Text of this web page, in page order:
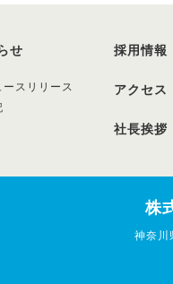
せ
ースリリース
採用情報
アクセス
社長挨拶
株
神奈川